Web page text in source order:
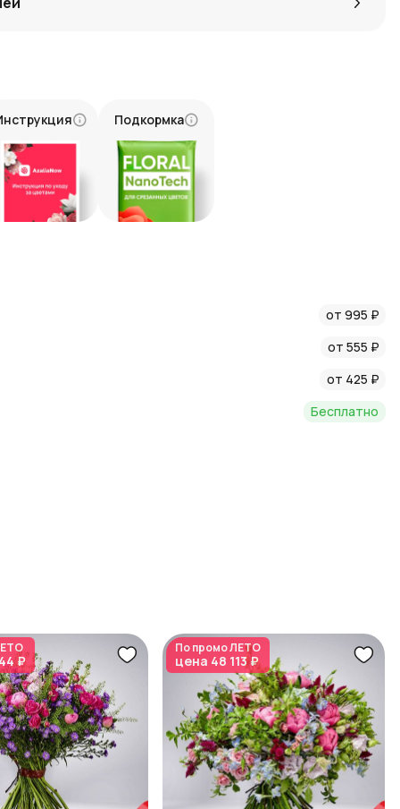
и бережную доставку по Москве.
просто подарок. Это способ сказать «Я люблю тебя»
композицию прямо сейчас, и мы доставим её в самые
близкого человека.
Подкормка
от 995 ₽
от 555 ₽
от 425 ₽
Бесплатно
₽
По промоЛЕТО
цена 48 113 ₽